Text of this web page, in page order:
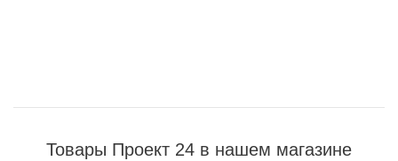
Товары Проект 24 в нашем магазине